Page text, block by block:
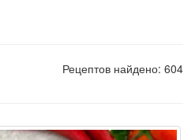
Рецептов найдено: 604